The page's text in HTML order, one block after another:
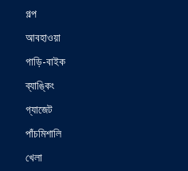
গল্প
আবহাওয়া
গাড়ি-বাইক
ব্যাঙ্কিং
গ্যাজেট
পাঁচমিশালি
খেলা